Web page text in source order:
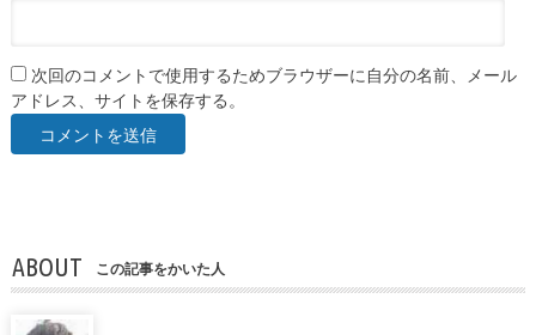
次回のコメントで使用するためブラウザーに自分の名前、メール
アドレス、サイトを保存する。
ABOUT この記事をかいた人